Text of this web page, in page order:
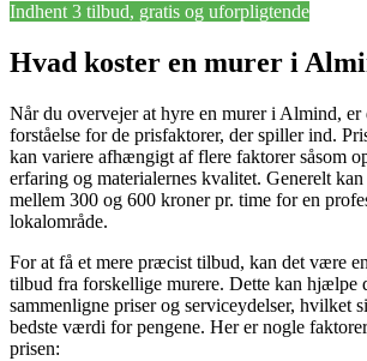
Indhent 3 tilbud, gratis og uforpligtende
Hvad koster en murer i
Når du overvejer at hyre en murer i Almind, er
forståelse for de prisfaktorer, der spiller ind.
kan variere afhængigt af flere faktorer såsom
erfaring og materialernes kvalitet. Generelt
mellem 300 og 600 kroner pr. time for en
lokalområde.
For at få et mere præcist tilbud, kan det være
tilbud fra forskellige murere. Dette kan hjælpe
sammenligne priser og serviceydelser, hvilket
bedste værdi for pengene. Her er nogle
prisen: